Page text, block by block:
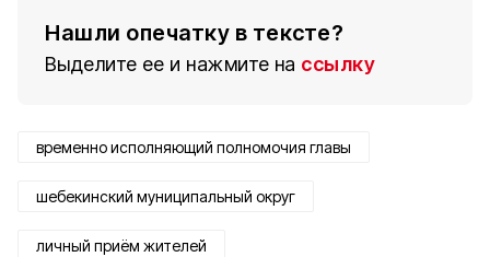
Нашли опечатку в тексте?
Выделите ее и нажмите на ссылку
временно исполняющий полномочия главы
шебекинский муниципальный округ
личный приём жителей